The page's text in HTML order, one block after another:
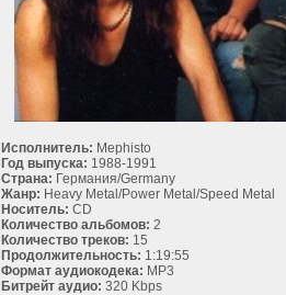
Исполнитель: Mephisto
Год выпуска: 1988-1991
Страна: Германия/Germany
Жанр: Heavy Metal/Power Metal/Speed Metal
Носитель: CD
Количество альбомов: 2
Количество треков: 15
Продолжительность: 1:19:55
Формат аудиокодека: MP3
Битрейт аудио: 320 Kbps